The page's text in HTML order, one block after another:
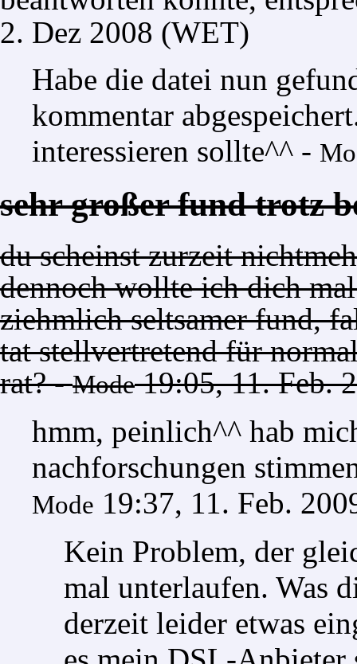
2. Dez 2008 (WET)
Habe die datei nun
kommentar abgespeichert
interessieren sollte^^ -
sehr großer fund trotz
du scheinst zurzeit
dennoch wollte ich dich
ziehmlich seltsamer fund,
tat stellvertretend für
rat? -Mode19:05, 11. Feb.
hmm, peinlich^^ hab
nachforschungen
Mode 19:37, 11. Feb.
Kein Problem, der
mal unterlaufen. Was
derzeit leider etwas